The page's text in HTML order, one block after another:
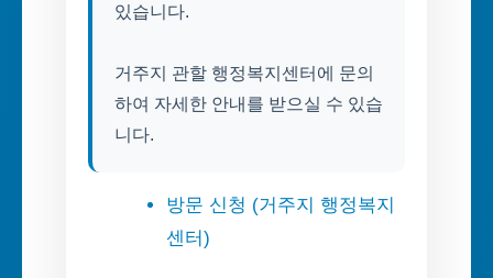
있습니다.
거주지 관할 행정복지센터에 문의
하여 자세한 안내를 받으실 수 있습
니다.
방문 신청 (거주지 행정복지
센터)